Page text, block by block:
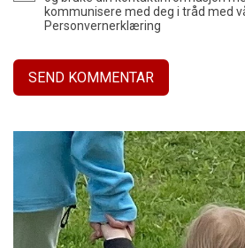
kommunisere med deg i tråd med
Personvernerklæring